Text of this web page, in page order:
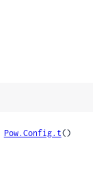
Pow.Config.t()